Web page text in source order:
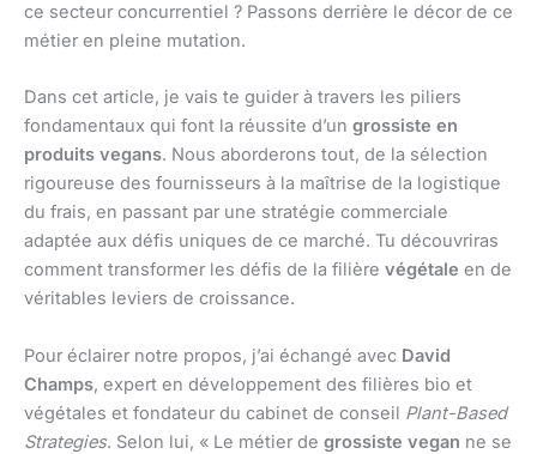
ce secteur concurrentiel ? Passons derrière le décor de ce
métier en pleine mutation.
Dans cet article, je vais te guider à travers les piliers
fondamentaux qui font la réussite d’un grossiste en
produits vegans. Nous aborderons tout, de la sélection
rigoureuse des fournisseurs à la maîtrise de la logistique
du frais, en passant par une stratégie commerciale
adaptée aux défis uniques de ce marché. Tu découvriras
comment transformer les défis de la filière végétale en de
véritables leviers de croissance.
Pour éclairer notre propos, j’ai échangé avec David
Champs, expert en développement des filières bio et
végétales et fondateur du cabinet de conseil Plant-Based
Strategies. Selon lui, « Le métier de grossiste vegan ne se